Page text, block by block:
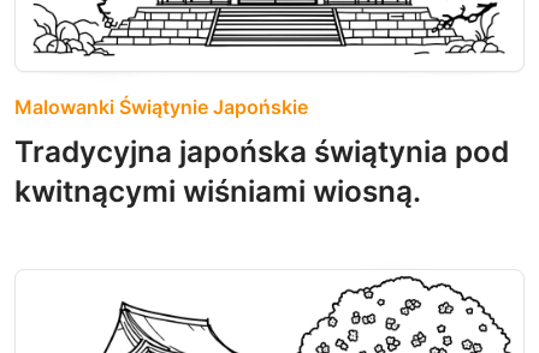
Malowanki Świątynie Japońskie
Tradycyjna japońska świątynia pod
kwitnącymi wiśniami wiosną.